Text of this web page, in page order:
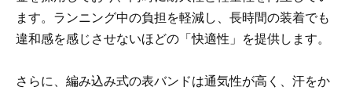
ます。ランニング中の負担を軽減し、長時間の装着でも
違和感を感じさせないほどの「快適性」を提供します。
さらに、編み込み式の表バンドは通気性が高く、汗をか